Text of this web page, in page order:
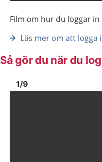
Film om hur du loggar
Läs mer om att logga
Så gör du när du
Bild1
1/9